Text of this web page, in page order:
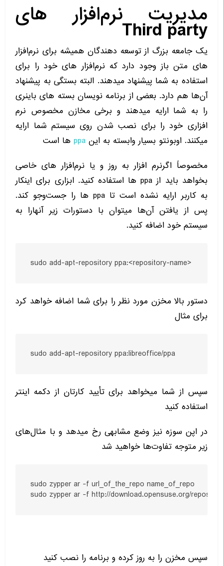
مدیریت نرم‌افزار های
Third party
یک جامعه بزرگ از توسعه دهندگان همیشه برای نرم‌افزار
های متن باز وجود دارد که نرم‌افزار های خود را برای
استفاده به شما پیشنهاد میدهند. البته بستگی به پیشنهاد
آن‌ها هم دارد. بعضی از برنامه نویسان بسته های باینری
را به شما ارایه میدهند و برخی مخازن مخصوص نرم
افزاری خود را برای نصب شدن روی سیستم شما ارایه
میکنند. اوبونتو بسیار وابسته به اینppa ها است
مخصوصاً اگرنرم افزار به روز و یا نرم‌افزار های خاصی
بخواهد باید از ppa ها استفاده کنید. ابزاری برای اینکار
به کاربر ارایه نشده است تا ppa ها را جست‌و‌جو کند.
پس از یافتن آن‌ها میتوان با دستورات زیر آنهارا به
سیستم خود اضافه کنید.
sudo add-apt-repository ppa:<repository-name>
دستور بالا مخزن مورد نظر را برای شما اضافه خواهد کرد
برای مثال
sudo add-apt-repository ppa:libreoffice/ppa
سپس از شما میخواهد برای تأیید کارتان از دکمه اینتر
استفاده کنید
در اپن سوزه نیز وضع مشابهی رخ میدهد و با مثال‌های
زیر متوجه تفاوت‌ها خواهید شد
sudo zypper ar -f url_of_the_repo name_of_repo
sudo zypper ar -f http://download.opensuse.org/
سپس مخزن را به روز کرده و برنامه را نصب کنید